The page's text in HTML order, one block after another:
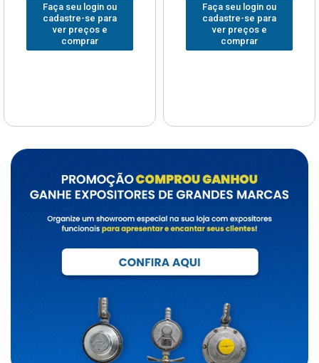
Faça seu login ou
cadastre-se para
ver preços e
comprar
Faça seu login ou
cadastre-se para
ver preços e
comprar